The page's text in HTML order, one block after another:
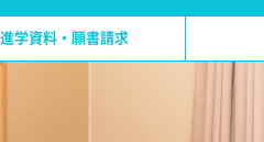
進学資料・願書請求